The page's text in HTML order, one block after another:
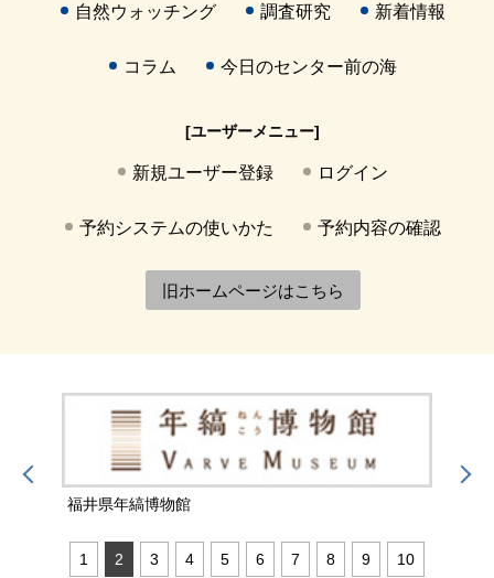
自然ウォッチング 調査研究 新着情報
コラム 今日のセンター前の海
[ユーザーメニュー]
新規ユーザー登録 ログイン
予約システムの使いかた 予約内容の確認
旧ホームページはこちら
福井県年縞博物館
1 2 3 4 5 6 7 8 9 10